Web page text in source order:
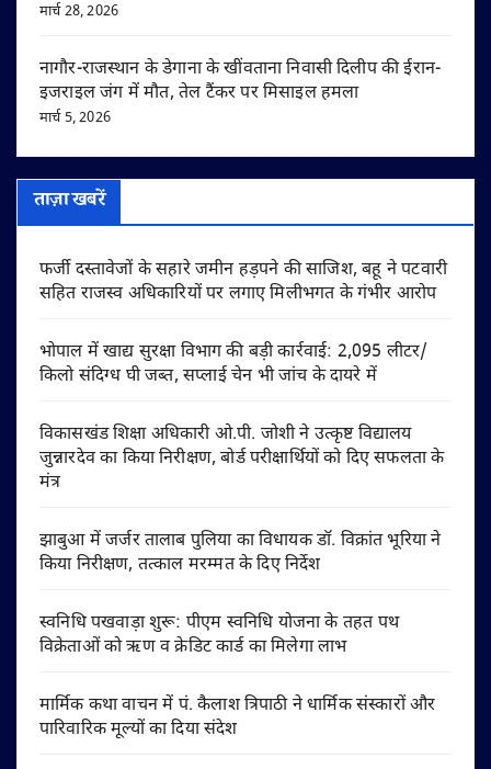
मार्च 28, 2026
नागौर-राजस्थान के डेगाना के खींवताना निवासी दिलीप की ईरान-
इजराइल जंग में मौत, तेल टैंकर पर मिसाइल हमला
मार्च 5, 2026
ताज़ा खबरें
फर्जी दस्तावेजों के सहारे जमीन हड़पने की साजिश, बहू ने पटवारी
सहित राजस्व अधिकारियों पर लगाए मिलीभगत के गंभीर आरोप
भोपाल में खाद्य सुरक्षा विभाग की बड़ी कार्रवाई: 2,095 लीटर/
किलो संदिग्ध घी जब्त, सप्लाई चेन भी जांच के दायरे में
विकासखंड शिक्षा अधिकारी ओ.पी. जोशी ने उत्कृष्ट विद्यालय
जुन्नारदेव का किया निरीक्षण, बोर्ड परीक्षार्थियों को दिए सफलता के
मंत्र
झाबुआ में जर्जर तालाब पुलिया का विधायक डॉ. विक्रांत भूरिया ने
किया निरीक्षण, तत्काल मरम्मत के दिए निर्देश
स्वनिधि पखवाड़ा शुरू: पीएम स्वनिधि योजना के तहत पथ
विक्रेताओं को ऋण व क्रेडिट कार्ड का मिलेगा लाभ
मार्मिक कथा वाचन में पं. कैलाश त्रिपाठी ने धार्मिक संस्कारों और
पारिवारिक मूल्यों का दिया संदेश